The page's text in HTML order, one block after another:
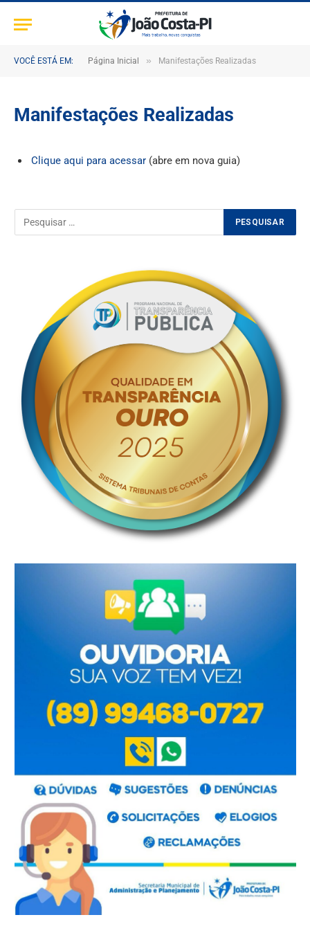
VOCÊ ESTÁ EM: Página Inicial » Manifestações Realizadas
Manifestações Realizadas
Clique aqui para acessar (abre em nova guia)